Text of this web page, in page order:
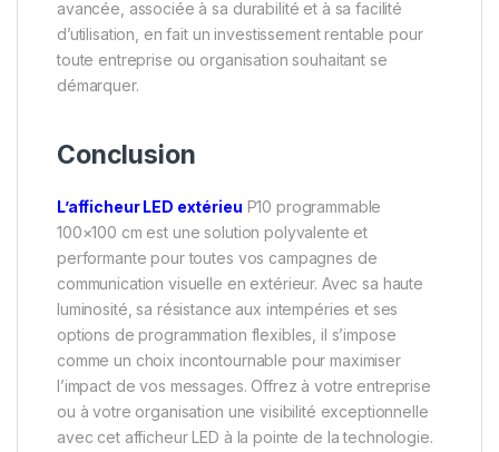
avancée, associée à sa durabilité et à sa facilité
d’utilisation, en fait un investissement rentable pour
toute entreprise ou organisation souhaitant se
démarquer.
Conclusion
L’afficheur LED extérieu P10 programmable
100×100 cm est une solution polyvalente et
performante pour toutes vos campagnes de
communication visuelle en extérieur. Avec sa haute
luminosité, sa résistance aux intempéries et ses
options de programmation flexibles, il s’impose
comme un choix incontournable pour maximiser
l’impact de vos messages. Offrez à votre entreprise
ou à votre organisation une visibilité exceptionnelle
avec cet afficheur LED à la pointe de la technologie.